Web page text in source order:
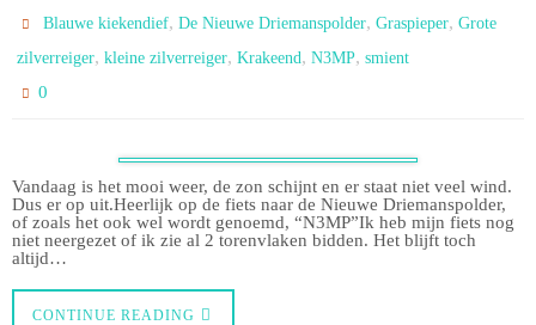
Blauwe kiekendief,De Nieuwe Driemanspolder,Graspieper,Grote
zilverreiger, kleine zilverreiger, Krakeend, N3MP, smient
0
Vandaag is het mooi weer, de zon schijnt en er staat niet veel wind.
Dus er op uit.Heerlijk op de fiets naar de Nieuwe Driemanspolder,
of zoals het ook wel wordt genoemd, “N3MP”Ik heb mijn fiets nog
niet neergezet of ik zie al 2 torenvlaken bidden. Het blijft toch
altijd…
CONTINUE READING